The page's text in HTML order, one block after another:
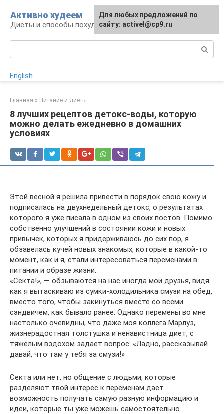
контенту
Активно худеем
Диеты и способы похудения
English
Главная » Питание и диеты
8 лучших рецептов детокс-воды, которую
можно делать ежедневно в домашних
условиях
Этой весной я решила привести в порядок свою кожу и
подписалась на двухнедельный детокс, о результатах
которого я уже писала в одном из своих постов. Помимо
собственно улучшений в состоянии кожи и новых
привычек, которых я придерживаюсь до сих пор, я
обзавелась кучей новых знакомых, которые в какой-то
момент, как и я, стали интересоваться переменами в
питании и образе жизни.
«Секта!», — обзываются на нас иногда мои друзья, видя
как я вытаскиваю из сумки-холодильника смузи на обед,
вместо того, чтобы закинуться вместе со всеми
сэндвичем, как бывало ранее. Однако перемены во мне
настолько очевидны, что даже моя коллега Марлуз,
жизнерадостная толстушка и ненавистница диет, с
тяжелым вздохом задает вопрос: «Ладно, рассказывай
давай, что там у тебя за смузи!»
Секта или нет, но общение с людьми, которые
разделяют твой интерес к переменам дает
возможность получать самую разную информацию и
идеи, которые ты уже можешь самостоятельно
Для любых предложений по
сайту: activel@cp9.ru